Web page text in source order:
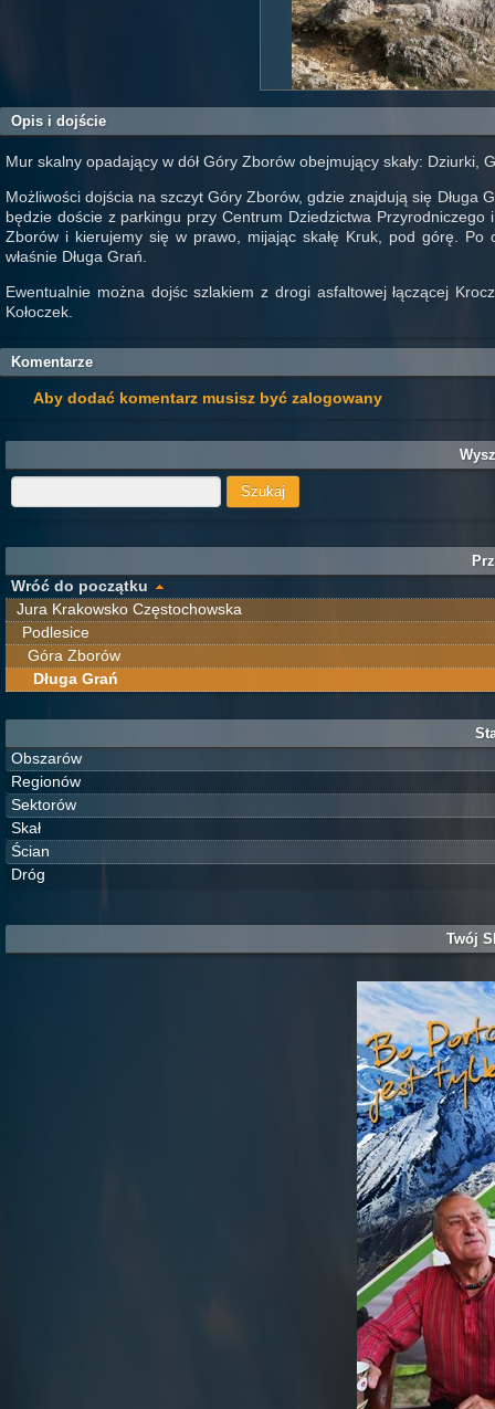
Opis i dojście
Mur skalny opadający w dół Góry Zborów obejmujący skały: Dziurki,
Możliwości dojścia na szczyt Góry Zborów, gdzie znajdują się
będzie doście z parkingu przy Centrum Dziedzictwa
Zborów i kierujemy się w prawo, mijając skałę Kruk, pod górę.
właśnie Długa Grań.
Ewentualnie można dojśc szlakiem z drogi asfaltowej łączącej
Kołoczek.
Komentarze
Aby dodać komentarz musisz być zalogowany
Wróć do początku
Jura Krakowsko Częstochowska
Podlesice
Góra Zborów
Długa Grań
Obszarów
Regionów
Sektorów
Skał
Ścian
Dróg
Twój